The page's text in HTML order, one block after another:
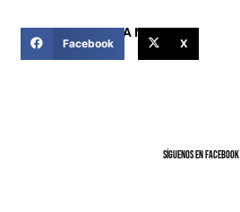
COMPARTIR ESTA NOTICIA
Facebook X
SíGUENOS EN FACEBOOK